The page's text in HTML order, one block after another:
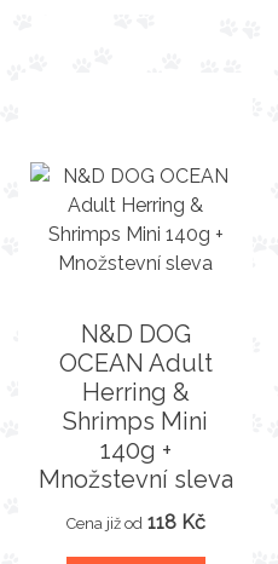
N&D DOG
OCEAN Adult
Herring &
Shrimps Mini
140g +
Množstevní sleva
Cena již od 118 Kč